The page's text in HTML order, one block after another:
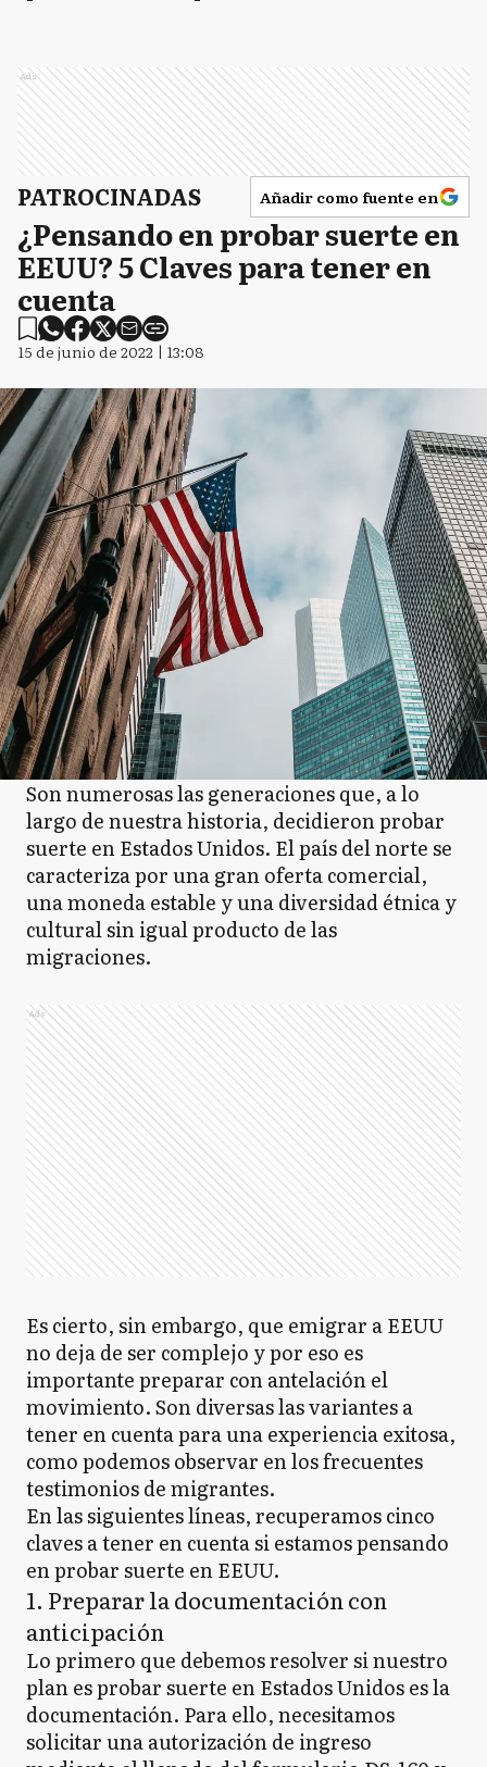
Ads
PATROCINADAS Añadir como fuente en
¿Pensando en probar suerte en
EEUU? 5 Claves para tener en
cuenta
15 de junio de 2022 | 13:08
Son numerosas las generaciones que, a lo
largo de nuestra historia, decidieron probar
suerte en Estados Unidos. El país del norte se
caracteriza por una gran oferta comercial,
una moneda estable y una diversidad étnica y
cultural sin igual producto de las
migraciones.
Ads
Es cierto, sin embargo, que emigrar a EEUU
no deja de ser complejo y por eso es
importante preparar con antelación el
movimiento. Son diversas las variantes a
tener en cuenta para una experiencia exitosa,
como podemos observar en los frecuentes
testimonios de migrantes.
En las siguientes líneas, recuperamos cinco
claves a tener en cuenta si estamos pensando
en probar suerte en EEUU.
1. Preparar la documentación con
anticipación
Lo primero que debemos resolver si nuestro
plan es probar suerte en Estados Unidos es la
documentación. Para ello, necesitamos
solicitar una autorización de ingreso